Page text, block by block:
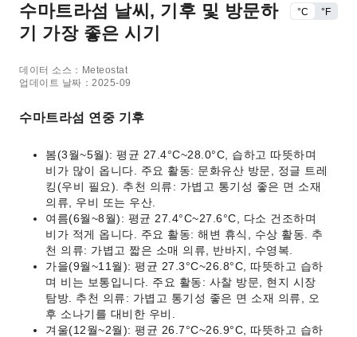
수마트라섬 날씨, 기후 및 방문하
기 가장 좋은 시기
°C °F
데이터 소스：Meteostat
업데이트 날짜：2025-09
수마트라섬 연중 기후
봄(3월~5월): 평균 27.4°C~28.0°C, 습하고 따뜻하며
비가 많이 옵니다. 주요 활동: 문화유산 방문, 정글 트레
킹(우비 필요). 추천 의류: 가볍고 통기성 좋은 면 소재
의류, 우비 또는 우산.
여름(6월~8월): 평균 27.4°C~27.6°C, 다소 건조하며
비가 적게 옵니다. 주요 활동: 해변 휴식, 수상 활동. 추
천 의류: 가볍고 짧은 소매 의류, 반바지, 수영복.
가을(9월~11월): 평균 27.3°C~26.8°C, 따뜻하고 습하
며 비는 보통입니다. 주요 활동: 사찰 방문, 현지 시장
탐방. 추천 의류: 가볍고 통기성 좋은 면 소재 의류, 오
후 소나기를 대비한 우비.
겨울(12월~2월): 평균 26.7°C~26.9°C, 따뜻하고 습하